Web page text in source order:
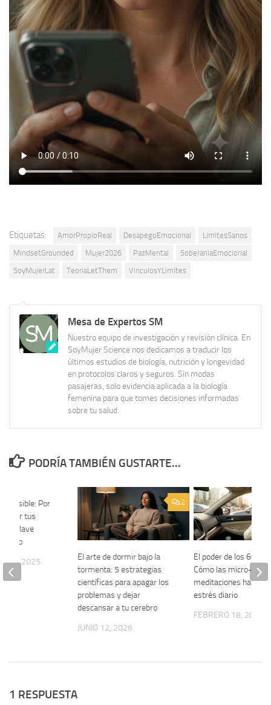
Etiquetas: AmorPropioReal DesapegoEmocional
LimitesSanos
MindsetGrounded
Mujer2026 PazMental
SoberaniaEmocional
SoyMujerLat
TeoriaLetThem VinculosYLimites
Mesa de Expertos SM
Nuestro equipo de investigación y revisión clínica. En
SoyMujer Science nos dedicamos a traducir los
últimos estudios de biología, nutrición y longevidad
en protocolos claros y seguros. Sin modas
pasajeras, solo evidencia aplicada a la biología
femenina para que tomes decisiones informadas
sobre tu salud.
PODRÍA TAMBIÉN GUSTARTE...
2
El arte de dormir bajo la
tormenta: 5 estrategias
científicas para apagar los
problemas y dejar
descansar a tu cerebro
JUNIO 12, 2026
El poder de los 60
Cómo las micro-
meditaciones
estrés diario
FEBRERO 18, 2026
Invisible: Por
tus
la Llave
Éxito
18, 2025
1 RESPUESTA